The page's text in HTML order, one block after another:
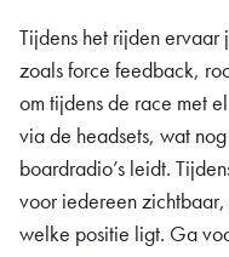
Tijdens het rijden ervaar
zoals force feedback,
om tijdens de race met
via de headsets, wat
boardradio’s leidt.
voor iedereen
welke positie ligt. Ga